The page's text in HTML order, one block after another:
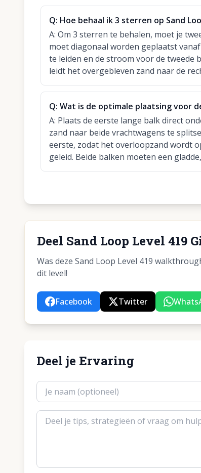
Q: Hoe behaal ik 3 sterren op Sand
A: Om 3 sterren te behalen, moet je
moet diagonaal worden geplaatst
te leiden en de stroom voor de tweede
leidt het overgebleven zand naar de
Q: Wat is de optimale plaatsing voor
A: Plaats de eerste lange balk direct
zand naar beide vrachtwagens te
eerste, zodat het overloopzand wordt
geleid. Beide balken moeten een
Deel Sand Loop Level 419
Was deze Sand Loop Level 419
dit level!
Facebook Twitter
Deel je Ervaring